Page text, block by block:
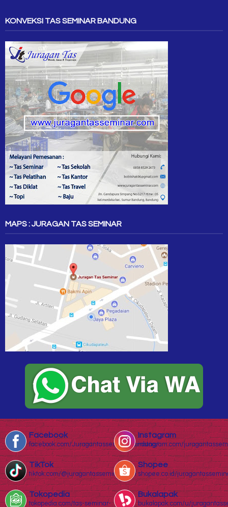
KONVEKSI TAS SEMINAR BANDUNG
MAPS : JURAGAN TAS SEMINAR
Facebook
facebook.com/Juragantasseminarbandung/
Instagram
instagram.com/
TikTok
tiktok.com/@juragantasseminar.com
Shopee
shopee.co.id/
Tokopedia
tokopedia.com/tas-seminar-
Bukalapak
bukalapak.com/u/